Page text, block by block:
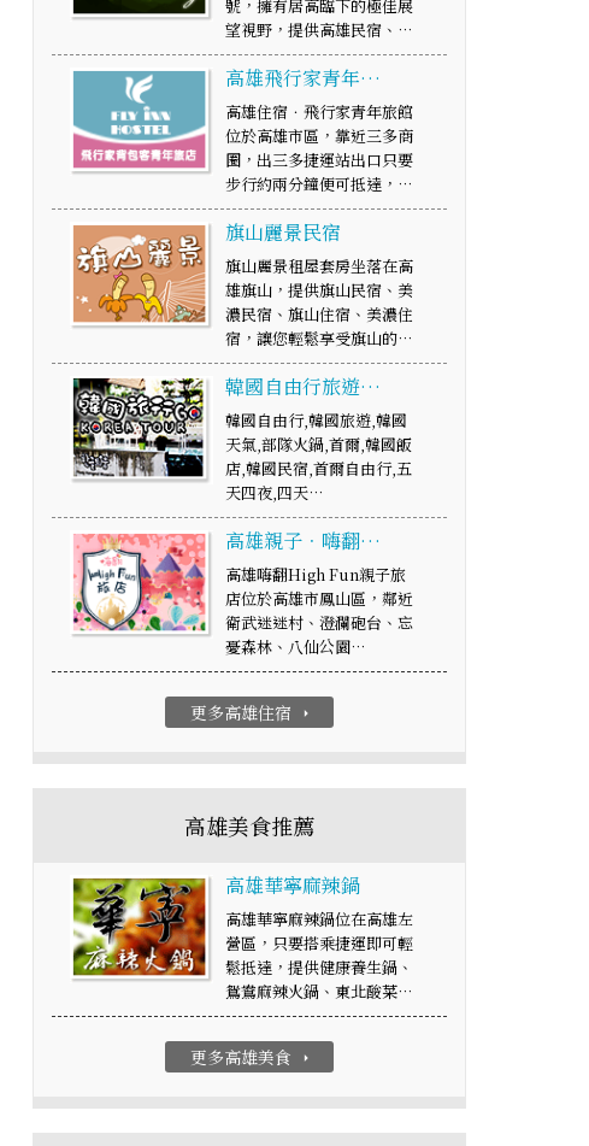
號，擁有居高臨下的極佳展
望視野，提供高雄民宿、…
高雄飛行家青年…
高雄住宿．飛行家青年旅館
位於高雄市區，靠近三多商
圈，出三多捷運站出口只要
步行約兩分鐘便可抵達，…
旗山麗景民宿
旗山麗景租屋套房坐落在高
雄旗山，提供旗山民宿、美
濃民宿、旗山住宿、美濃住
宿，讓您輕鬆享受旗山的…
韓國自由行旅遊…
韓國自由行,韓國旅遊,韓國
天氣,部隊火鍋,首爾,韓國飯
店,韓國民宿,首爾自由行,五
天四夜,四天…
高雄親子．嗨翻…
高雄嗨翻High Fun親子旅
店位於高雄市鳳山區，鄰近
衛武迷迷村、澄瀾砲台、忘
憂森林、八仙公園…
更多高雄住宿 arrow_right
高雄美食推薦
高雄華寧麻辣鍋
高雄華寧麻辣鍋位在高雄左
營區，只要搭乘捷運即可輕
鬆抵達，提供健康養生鍋、
鴛鴦麻辣火鍋、東北酸菜…
更多高雄美食 arrow_right